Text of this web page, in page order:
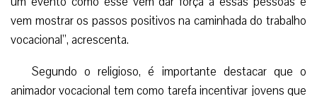
vem mostrar os passos positivos na caminhada do trabalho
vocacional”, acrescenta.
Segundo o religioso, é importante destacar que o
animador vocacional tem como tarefa incentivar jovens que